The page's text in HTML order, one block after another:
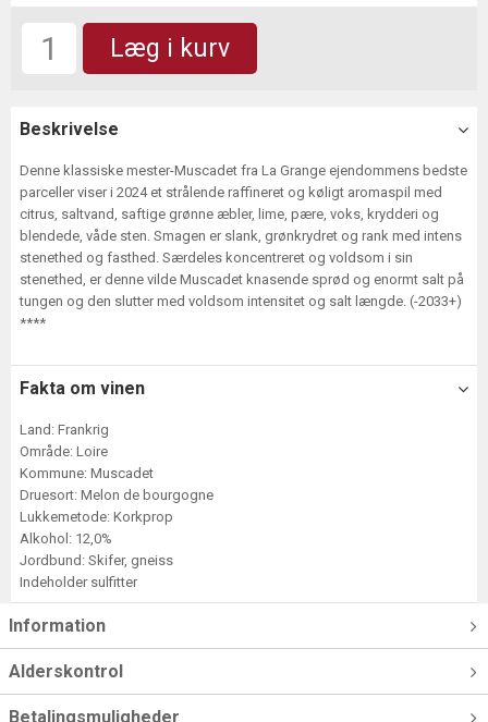
Læg i kurv
Beskrivelse
Denne klassiske mester-Muscadet fra La Grange ejendommens bedste
parceller viser i 2024 et strålende raffineret og køligt aromaspil med
citrus, saltvand, saftige grønne æbler, lime, pære, voks, krydderi og
blendede, våde sten. Smagen er slank, grønkrydret og rank med intens
stenethed og fasthed. Særdeles koncentreret og voldsom i sin
stenethed, er denne vilde Muscadet knasende sprød og enormt salt på
tungen og den slutter med voldsom intensitet og salt længde. (-2033+)
****
Fakta om vinen
Land: Frankrig
Område: Loire
Kommune: Muscadet
Druesort: Melon de bourgogne
Lukkemetode: Korkprop
Alkohol: 12,0%
Jordbund: Skifer, gneiss
Indeholder sulfitter
Information
Alderskontrol
Betalingsmuligheder